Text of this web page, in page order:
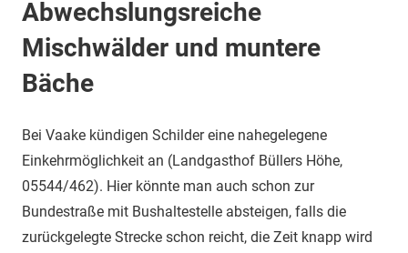
Abwechslungsreiche
Mischwälder und muntere
Bäche
Bei Vaake kündigen Schilder eine nahegelegene
Einkehrmöglichkeit an (Landgasthof Büllers Höhe,
05544/462). Hier könnte man auch schon zur
Bundestraße mit Bushaltestelle absteigen, falls die
zurückgelegte Strecke schon reicht, die Zeit knapp wird